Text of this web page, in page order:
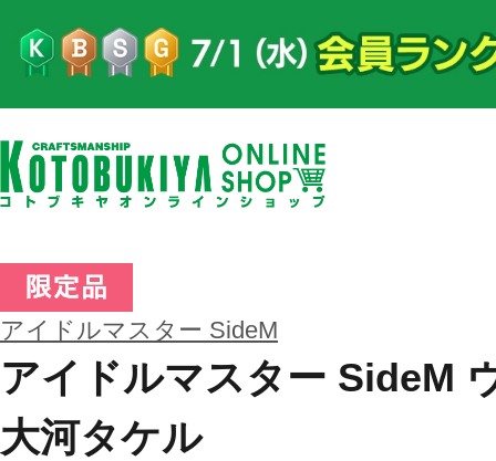
アイドルマスター SideM
アイドルマスター SideM
大河タケル